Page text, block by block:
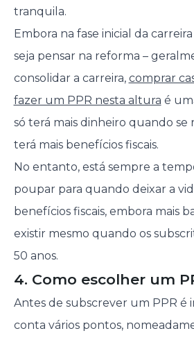
tranquila.
Embora na fase inicial da
seja pensar na reforma –
consolidar a carreira, comprar
fazer um PPR nesta altura é
só terá mais dinheiro quando se
terá mais benefícios fiscais.
No entanto, está sempre a
poupar para quando deixar a
benefícios fiscais, embora mais
existir mesmo quando os
50 anos.
4. Como escolher um
Antes de subscrever um PPR
conta vários pontos,